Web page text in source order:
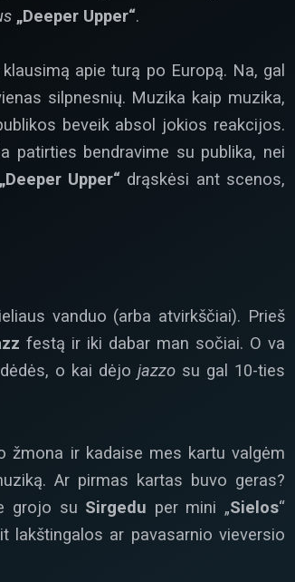
„Deeper Upper“.
apie turą po Europą. Na, gal
silpnesnių. Muzika kaip muzika,
beveik absol jokios reakcijos.
patirties bendravime su publika, nei
„Deeper Upper“drąskėsi ant scenos,
vanduo (arba atvirkščiai). Prieš
festą ir iki dabar man sočiai. O va
o kai dėjojazzo su gal 10-ties
žmona ir kadaise mes kartu valgėm
Ar pirmas kartas buvo geras?
grojo su Sirgedu per mini „Sielos“
lakštingalos ar pavasarnio vieversio